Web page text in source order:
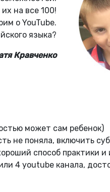
на все 100!
о YouTube.
языка?
Кравченко
может сам ребенок)
не поняла, включить
способ практики и
4 youtube канала,